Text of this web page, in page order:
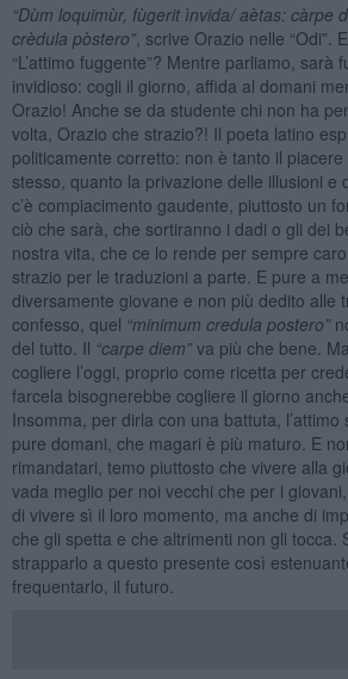
“Dùm loquimùr, fùgerit ìnvida/ aètas: càrpe
crèdula pòstero”, scrive Orazio nelle “Odi”.
“L’attimo fuggente”? Mentre parliamo, sarà
invidioso: cogli il giorno, affida al domani
Orazio! Anche se da studente chi non ha
volta, Orazio che strazio?! Il poeta latino
politicamente corretto: non è tanto il
stesso, quanto la privazione delle illusioni e
c’è compiacimento gaudente, piuttosto un
ciò che sarà, che sortiranno i dadi o gli dei
nostra vita, che ce lo rende per sempre
strazio per le traduzioni a parte. E pure a
diversamente giovane e non più dedito alle
confesso, quel “minimum credula postero”
del tutto. Il “carpe diem”va più che bene.
cogliere l’oggi, proprio come ricetta per
farcela bisognerebbe cogliere il giorno
Insomma, per dirla con una battuta,
pure domani, che magari è più maturo. E
rimandatari, temo piuttosto che vivere alla
vada meglio per noi vecchi che per i
di vivere sì il loro momento, ma anche di
che gli spetta e che altrimenti non gli tocca.
strapparlo a questo presente così
frequentarlo, il futuro.